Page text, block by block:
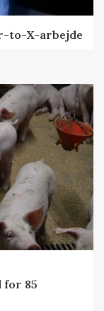
to-X-arbejde
85